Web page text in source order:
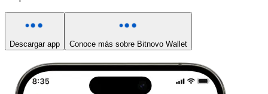
Descargar app Conoce más sobre Bitnovo Wallet